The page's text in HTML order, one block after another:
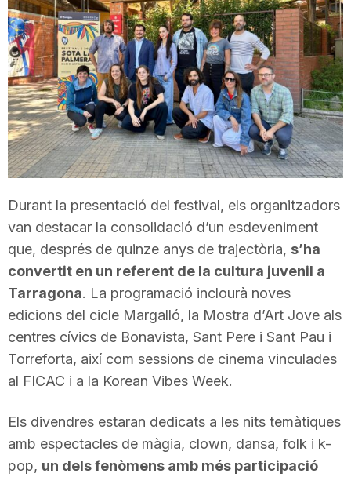
e
T
a
a
g
n
Durant la presentació del festival, els organitzadors
van destacar la consolidació d’un esdeveniment
que, després de quinze anys de trajectòria, s’ha
convertit en un referent de la cultura juvenil a
Tarragona. La programació inclourà noves
edicions del cicle Margalló, la Mostra d’Art Jove als
centres cívics de Bonavista, Sant Pere i Sant Pau i
Torreforta, així com sessions de cinema vinculades
al FICAC i a la Korean Vibes Week.
Els divendres estaran dedicats a les nits temàtiques
amb espectacles de màgia, clown, dansa, folk i k-
pop, un dels fenòmens amb més participació